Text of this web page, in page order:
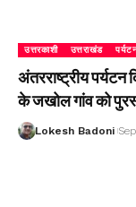
उत्तरकाशी उत्तराखंड
अंतरराष्ट्रीय पर्यटन
के जखोल गांव को
Lokesh Badoni